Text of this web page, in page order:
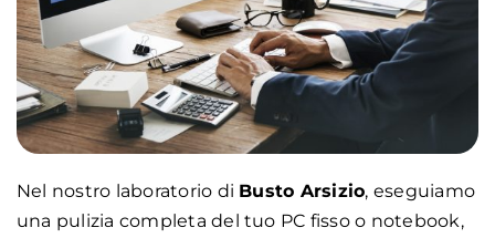
Nel nostro laboratorio di Busto Arsizio, eseguiamo
una pulizia completa del tuo PC fisso o notebook,